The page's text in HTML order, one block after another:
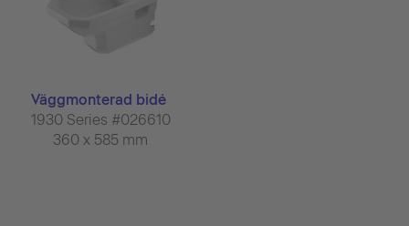
Väggmonterad bidé
1930 Series #026610
360 x 585 mm